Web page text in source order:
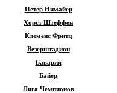
Петер Нимайер
Хорст Штеффен
Клеменс Фритц
Везерштадион
Бавария
Байер
Лига Чемпионов